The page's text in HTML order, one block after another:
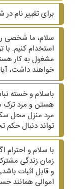
برای تغییر نام
سلام، ما شخصی
استخدام کنیم. با
مشغول به کار
خواهند داشت،
باسلام و خسته
هستن و مرد ترک
تواند دنبال حکم
با سلام و احترام
زمان زندگی
اموالی همانند حساب